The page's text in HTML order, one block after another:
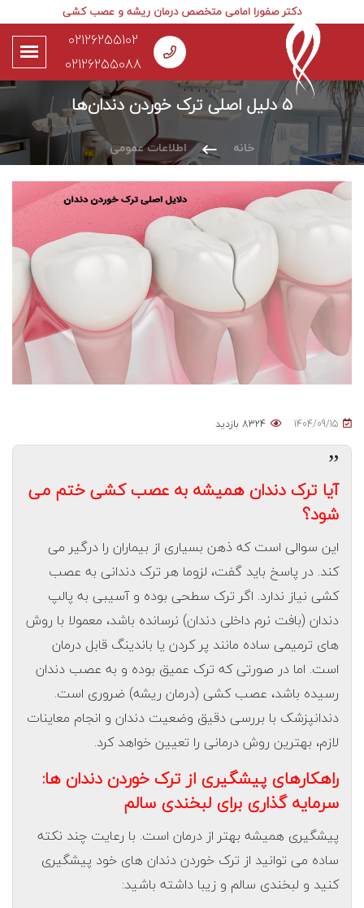
02126255102
02126255088
دکتر صفورا امامی متخصص درمان ریشه و عصب کشی
5 دلیل اصلی ترک خوردن دندان‌ها
خانه اطلاعات عمومی
”
آیا ترک دندان همیشه به عصب کشی ختم می
شود؟
این سوالی است که ذهن بسیاری از بیماران را درگیر می
کند. در پاسخ باید گفت، لزوما هر ترک دندانی به عصب
کشی نیاز ندارد. اگر ترک سطحی بوده و آسیبی به پالپ
دندان (بافت نرم داخلی دندان) نرسانده باشد، معمولا با روش
های ترمیمی ساده مانند پر کردن یا باندینگ قابل درمان
است. اما در صورتی که ترک عمیق بوده و به عصب دندان
رسیده باشد، عصب کشی (درمان ریشه) ضروری است.
دندانپزشک با بررسی دقیق وضعیت دندان و انجام معاینات
لازم، بهترین روش درمانی را تعیین خواهد کرد.
راهکارهای پیشگیری از ترک خوردن دندان ها:
سرمایه گذاری برای لبخندی سالم
پیشگیری همیشه بهتر از درمان است. با رعایت چند نکته
ساده می توانید از ترک خوردن دندان های خود پیشگیری
کنید و لبخندی سالم و زیبا داشته باشید: